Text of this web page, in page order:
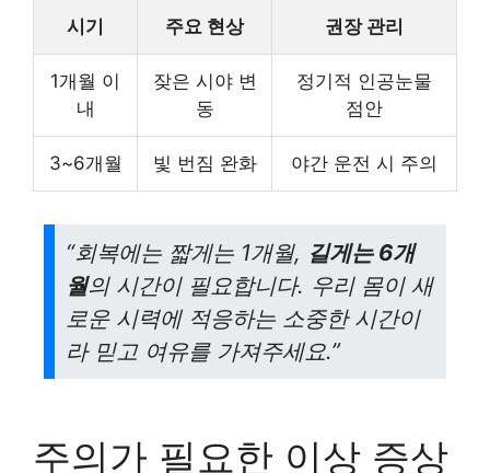
시기
주요 현상 권장 관리
1개월 이
내
잦은 시야 변
동
정기적 인공눈물
점안
3~6개월 빛 번짐 완화 야간 운전 시 주의
“회복에는 짧게는 1개월, 길게는 6개
월의 시간이 필요합니다. 우리 몸이 새
로운 시력에 적응하는 소중한 시간이
라 믿고 여유를 가져주세요.”
주의가 필요한 이상 증상